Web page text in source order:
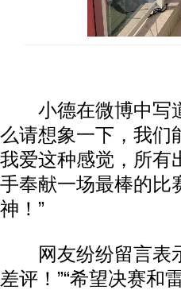
小德在微博中写道
么请想象一下，我们
我爱这种感觉，所有
手奉献一场最棒的比
神！”
网友纷纷留言表示
差评！”“希望决赛和